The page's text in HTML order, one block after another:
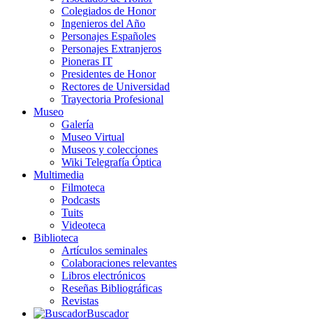
Colegiados de Honor
Ingenieros del Año
Personajes Españoles
Personajes Extranjeros
Pioneras IT
Presidentes de Honor
Rectores de Universidad
Trayectoria Profesional
Museo
Galería
Museo Virtual
Museos y colecciones
Wiki Telegrafía Óptica
Multimedia
Filmoteca
Podcasts
Tuits
Videoteca
Biblioteca
Artículos seminales
Colaboraciones relevantes
Libros electrónicos
Reseñas Bibliográficas
Revistas
Buscador